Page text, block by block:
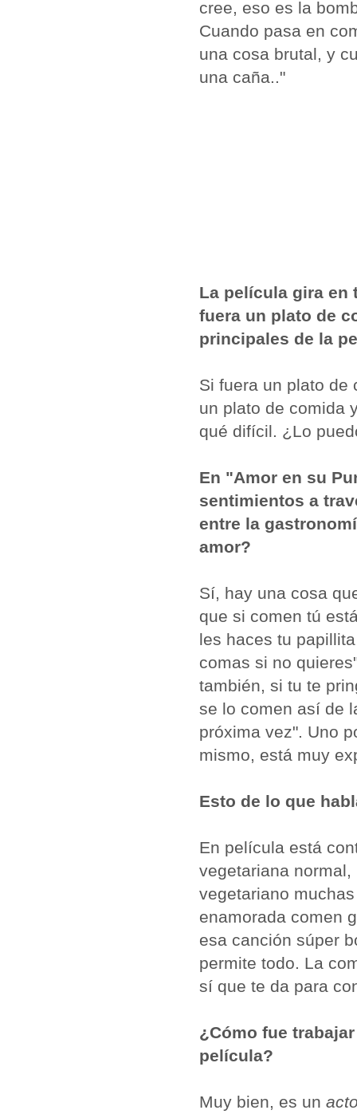
cree, eso es la
Cuando pasa en
una cosa brutal, y
una caña.."
La película gira en
fuera un plato de
principales de la
Si fuera un plato de
un plato de comida
qué difícil. ¿Lo
En "Amor en su
sentimientos a
entre la
amor?
Sí, hay una cosa
que si comen tú
les haces tu
comas si no
también, si tu te
se lo comen así de
próxima vez". Uno
mismo, está muy
Esto de lo que
En película está
vegetariana
vegetariano
enamorada comen
esa canción súper
permite todo. La
sí que te da para
¿Cómo fue
película?
Muy bien, es un